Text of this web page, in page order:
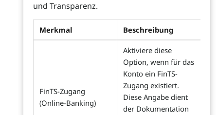
und Transparenz.
Merkmal Beschreibung
FinTS-Zugang
(Online-Banking)
Aktiviere diese
Option, wenn für das
Konto ein FinTS-
Zugang existiert.
Diese Angabe dient
der Dokumentation